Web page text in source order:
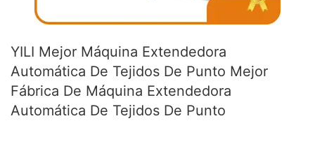
YILI Mejor Máquina Extendedora
Automática De Tejidos De Punto Mejor
Fábrica De Máquina Extendedora
Automática De Tejidos De Punto